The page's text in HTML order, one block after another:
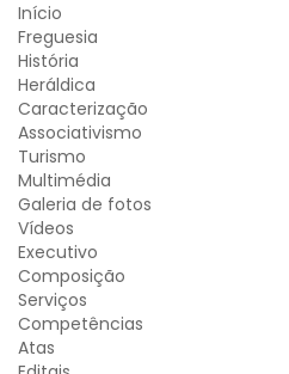
Início
Freguesia
História
Heráldica
Caracterização
Associativismo
Turismo
Multimédia
Galeria de fotos
Vídeos
Executivo
Composição
Serviços
Competências
Atas